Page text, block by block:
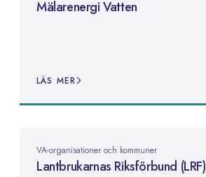
Mälarenergi Vatten
LÄS MER
VA-organisationer och kommuner
Lantbrukarnas Riksförbund (LRF)